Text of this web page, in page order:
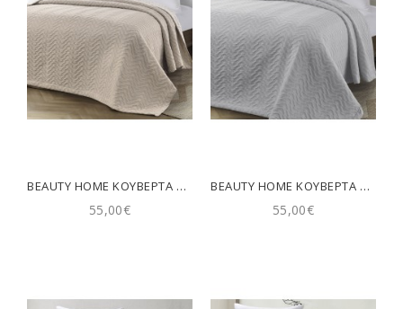
BEAUTY HOME ΚΟΥΒΈΡΤΑ ΖΑΚΆΡ KING SIZE ACTION ART 11174 260X270 ΆΜΜΟΥ
55,00€
BEAUTY HOME ΚΟΥΒΈΡΤΑ ΖΑΚΆΡ KING SIZE ACTION ART 11174 260X270 ΓΚΡΙ
55,00€